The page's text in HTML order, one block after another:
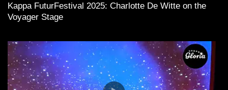
Kappa FuturFestival 2025: Charlotte De Witte on the
Voyager Stage